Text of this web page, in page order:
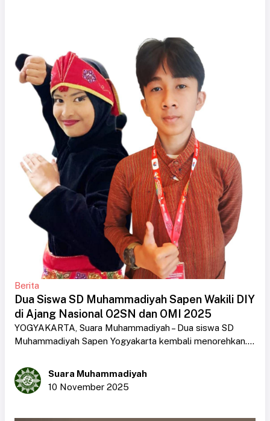
Berita
Dua Siswa SD Muhammadiyah Sapen Wakili DIY
di Ajang Nasional O2SN dan OMI 2025
YOGYAKARTA, Suara Muhammadiyah – Dua siswa SD
Muhammadiyah Sapen Yogyakarta kembali menorehkan....
Suara Muhammadiyah
10 November 2025